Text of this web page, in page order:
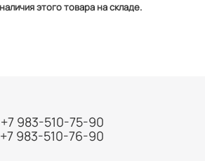
этого товара на складе.
+7 983-510-75-90
+7 983-510-76-90